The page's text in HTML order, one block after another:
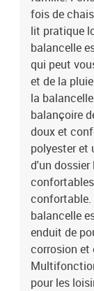
fois de
lit pratique
balancelle
qui peut
et de la
la
balançoire
doux et
polyester et
d'un
confortable.
balancelle
enduit de
corrosion et
pour les